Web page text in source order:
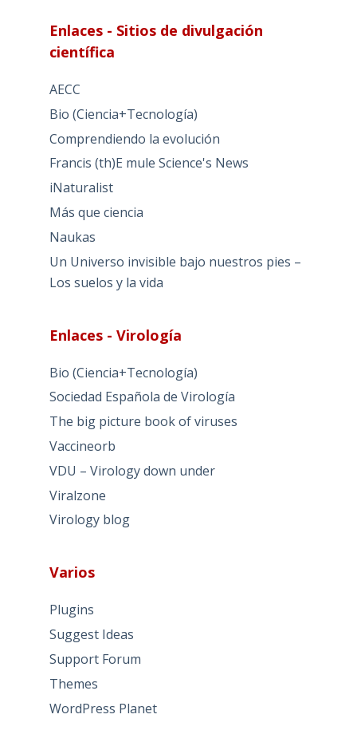
Enlaces - Sitios de divulgación
científica
AECC
Bio (Ciencia+Tecnología)
Comprendiendo la evolución
Francis (th)E mule Science's News
iNaturalist
Más que ciencia
Naukas
Un Universo invisible bajo nuestros pies –
Los suelos y la vida
Enlaces - Virología
Bio (Ciencia+Tecnología)
Sociedad Española de Virología
The big picture book of viruses
Vaccineorb
VDU – Virology down under
Viralzone
Virology blog
Varios
Plugins
Suggest Ideas
Support Forum
Themes
WordPress Planet